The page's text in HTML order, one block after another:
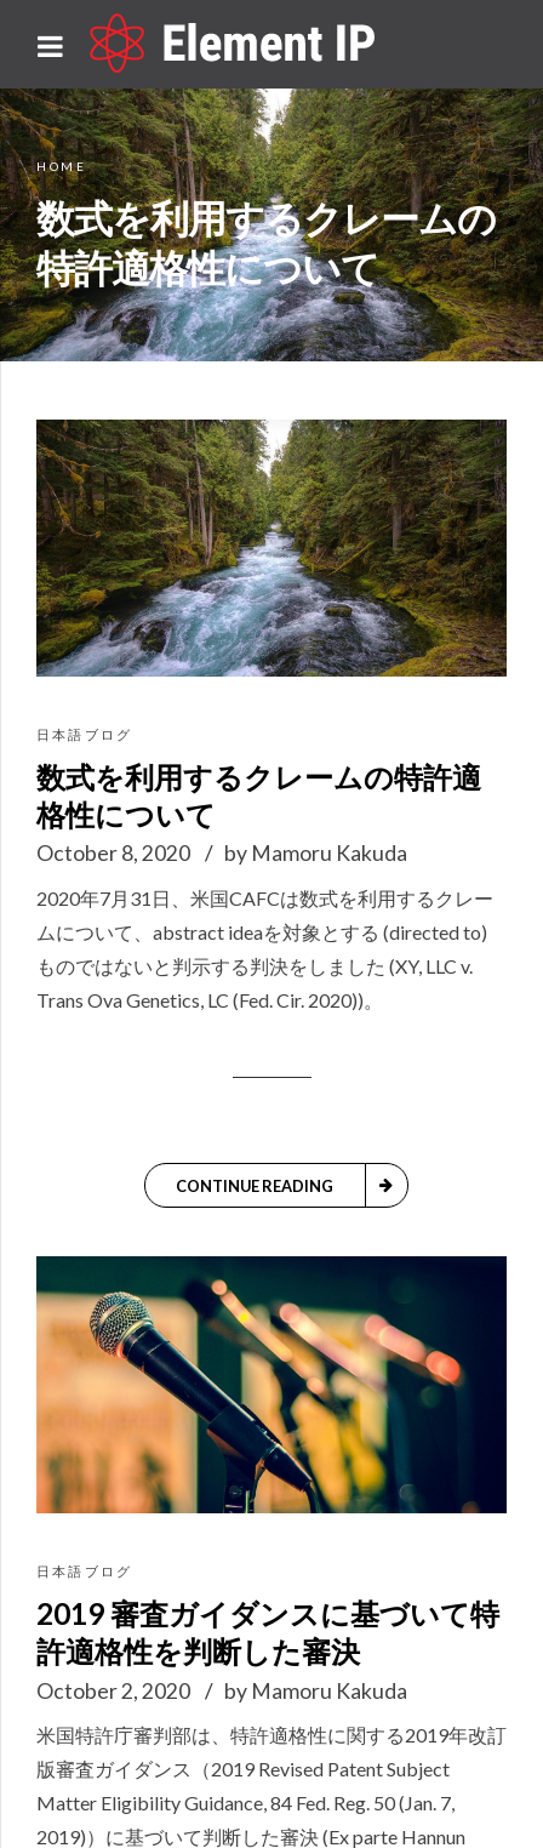
HOME
数式を利用するクレームの
特許適格性について
日本語ブログ
数式を利用するクレームの特許適
格性について
October 8, 2020 by Mamoru Kakuda
2020年7月31日、米国CAFCは数式を利用するクレー
ムについて、abstract ideaを対象とする (directed to)
ものではないと判示する判決をしました (XY, LLC v.
Trans Ova Genetics, LC (Fed. Cir. 2020))。
CONTINUE READING
日本語ブログ
2019 審査ガイダンスに基づいて特
許適格性を判断した審決
October 2, 2020 by Mamoru Kakuda
米国特許庁審判部は、特許適格性に関する2019年改訂
版審査ガイダンス（2019 Revised Patent Subject
Matter Eligibility Guidance, 84 Fed. Reg. 50 (Jan. 7,
2019)）に基づいて判断した審決 (Ex parte Hannun